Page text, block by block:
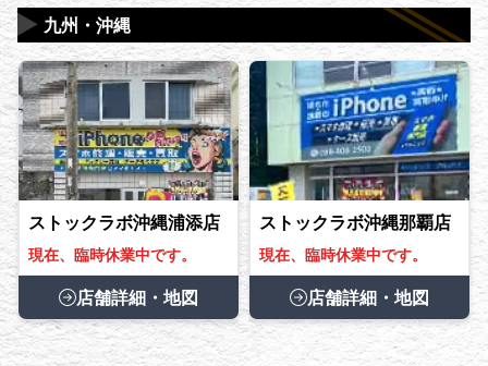
九州・沖縄
▶
ストックラボ沖縄浦添店
現在、臨時休業中です。
店舗詳細・地図
ストックラボ沖縄那覇店
現在、臨時休業中です。
店舗詳細・地図